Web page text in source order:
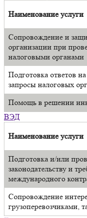
Наименование услуги
Сопровождение и
организации при
налоговыми органами
Подготовка ответов
запросы налоговых
Помощь в решении
ВЭД
Наименование услуги
Подготовка и/или
законодательству и
международного
Сопровождение
грузоперевозчиками,